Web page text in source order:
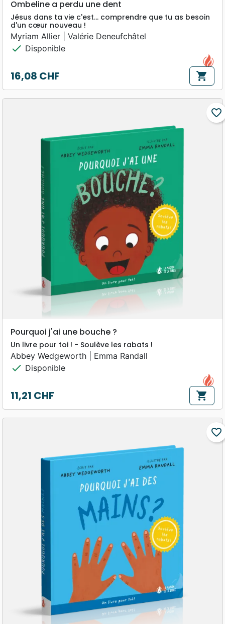
Ombeline a perdu une dent
Jésus dans ta vie c'est... comprendre que tu as besoin
d'un cœur nouveau !
Myriam Allier | Valérie Deneufchâtel
check Disponible
Prix
16,08 CHF shopping_cart
favorite_border
Pourquoi j'ai une bouche ?
Un livre pour toi ! - Soulève les rabats !
Abbey Wedgeworth | Emma Randall
check Disponible
Prix
11,21 CHF shopping_cart
favorite_border